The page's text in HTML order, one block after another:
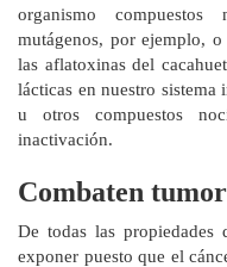
organismo
mutágenos, por ejemplo,
las aflatoxinas del
lácticas en nuestro sistema
u otros compuestos
inactivación.
Combaten
De todas las
exponer puesto que el